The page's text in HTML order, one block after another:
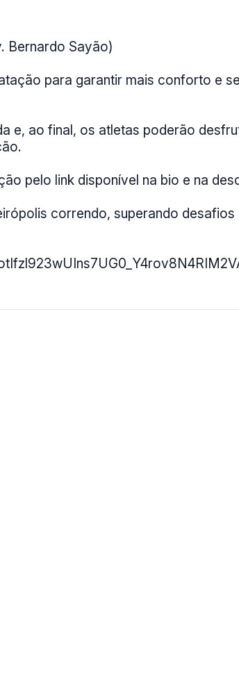
Bernardo Sayão)
para garantir mais conforto e
e, ao final, os atletas poderão
pelo link disponível na bio e na
correndo, superando